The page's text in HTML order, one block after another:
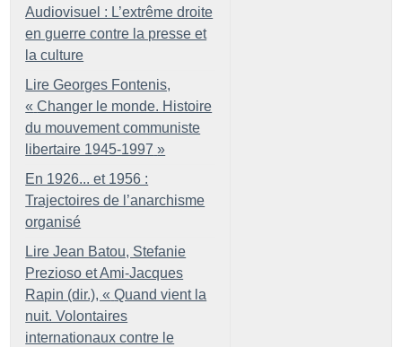
Audiovisuel : L’extrême droite
en guerre contre la presse et
la culture
Lire Georges Fontenis,
« Changer le monde. Histoire
du mouvement communiste
libertaire 1945-1997 »
En 1926... et 1956 :
Trajectoires de l’anarchisme
organisé
Lire Jean Batou, Stefanie
Prezioso et Ami-Jacques
Rapin (dir.), « Quand vient la
nuit. Volontaires
internationaux contre le